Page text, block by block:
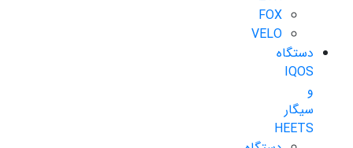
FOX
VELO
دستگاه
IQOS
و
سیگار
HEETS